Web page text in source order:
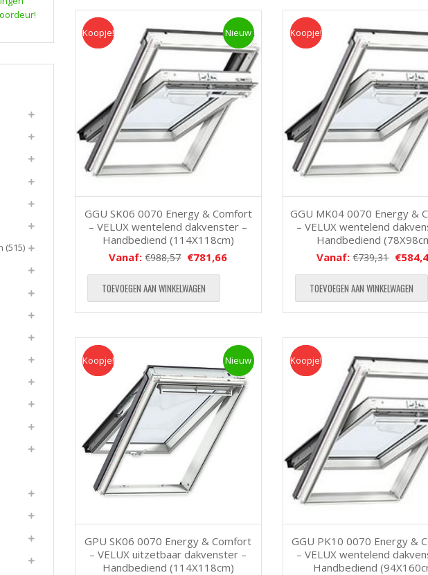
(515)
Koopje Nieuw
Koopje!
GGU SK06 0070 Energy & Comfort
– VELUX wentelend dakvenster –
Handbediend (114X118cm)
Vanaf:€988,57 €781,66
TOEVOEGEN AAN WINKELWAGEN
Koopje
Koopje!
GGU MK04 0070 Energy &
– VELUX wentelend
Handbediend
Vanaf:€739,31 €
TOEVOEGEN AAN WINKELWAGEN
Koopje Nieuw
Koopje!
GPU SK06 0070 Energy & Comfort
– VELUX uitzetbaar dakvenster –
Handbediend (114X118cm)
Koopje
Koopje!
GGU PK10 0070 Energy &
– VELUX wentelend
Handbediend